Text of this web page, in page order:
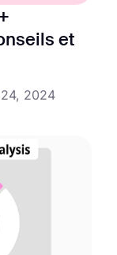
et
2024